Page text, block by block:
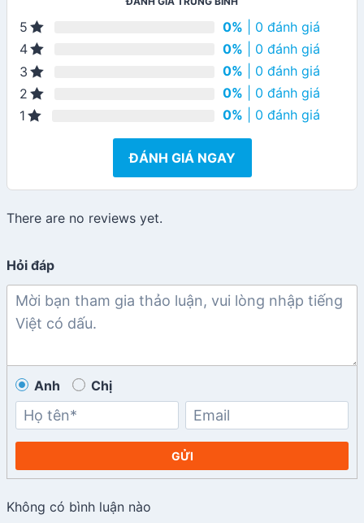
5 0% | 0 đánh giá
4
0% | 0 đánh giá
3
0% | 0 đánh giá
2
0% | 0 đánh giá
1
0% | 0 đánh giá
ĐÁNH GIÁ NGAY
There are no reviews yet.
Hỏi đáp
Anh Chị
GỬI
Không có bình luận nào